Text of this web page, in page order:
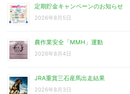
定期貯金キャンペーンのお知らせ
2026年8月5日
農作業安全「MMH」運動
2026年8月4日
JRA重賞三石産馬出走結果
2026年8月3日